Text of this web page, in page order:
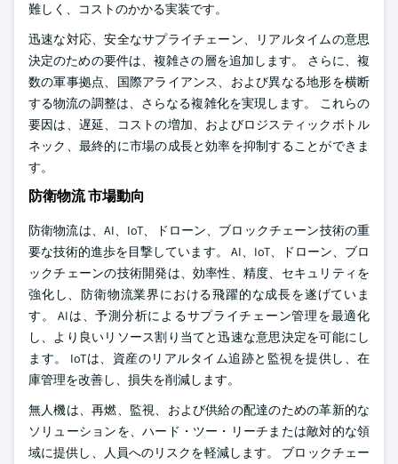
難しく、コストのかかる実装です。
迅速な対応、安全なサプライチェーン、リアルタイムの意思
決定のための要件は、複雑さの層を追加します。 さらに、複
数の軍事拠点、国際アライアンス、および異なる地形を横断
する物流の調整は、さらなる複雑化を実現します。 これらの
要因は、遅延、コストの増加、およびロジスティックボトル
ネック、最終的に市場の成長と効率を抑制することができま
す。
防衛物流 市場動向
防衛物流は、AI、IoT、ドローン、ブロックチェーン技術の重
要な技術的進歩を目撃しています。 AI、IoT、ドローン、ブロ
ックチェーンの技術開発は、効率性、精度、セキュリティを
強化し、防衛物流業界における飛躍的な成長を遂げていま
す。 AIは、予測分析によるサプライチェーン管理を最適化
し、より良いリソース割り当てと迅速な意思決定を可能にし
ます。 IoTは、資産のリアルタイム追跡と監視を提供し、在
庫管理を改善し、損失を削減します。
無人機は、再燃、監視、および供給の配達のための革新的な
ソリューションを、ハード・ツー・リーチまたは敵対的な領
域に提供し、人員へのリスクを軽減します。 ブロックチェー